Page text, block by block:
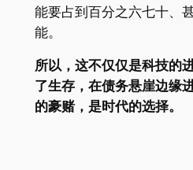
能要占到百分之六七十、
能。
所以，这不仅仅是科技的
了生存，在债务悬崖边缘
的豪赌，是时代的选择。